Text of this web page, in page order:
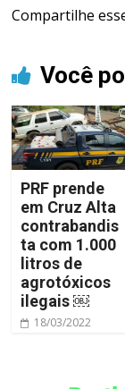
Compartilhe
Você
PRF prende
em Cruz Alta
contrabandis
ta com 1.000
litros de
agrotóxicos
ilegais ￼
18/03/2022